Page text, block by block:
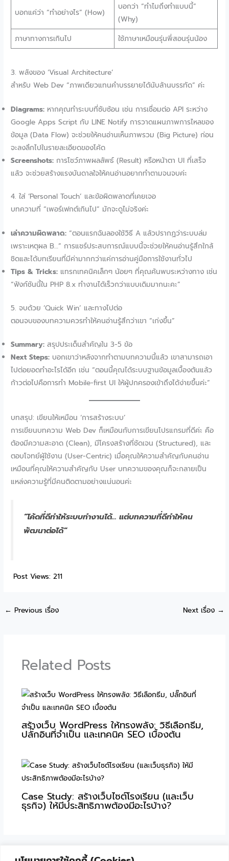
บอกแค่ว่า “ทำอย่างไร” (How)
บอกว่า “ทำไมถึงทำแบบนี้”
(Why)
ภาษาทางการเกินไป
ใช้ภาษาเหมือนรุ่นพี่สอนรุ่นน้อง
3. พลังของ ‘Visual Architecture’
สำหรับ Web Dev “ภาพเดียวแทนคำบรรยายได้นับล้านบรรทัด” ค่ะ
Diagrams: หากคุณทำระบบที่ซับซ้อน เช่น การเชื่อมต่อ API ระหว่าง
Google Apps Script กับ LINE Notify การวาดแผนภาพการไหลของ
ข้อมูล (Data Flow) จะช่วยให้คนอ่านเห็นภาพรวม (Big Picture) ก่อน
จะลงลึกไปในรายละเอียดของโค้ด
Screenshots: การโชว์ภาพผลลัพธ์ (Result) หรือหน้าตา UI ที่เสร็จ
แล้ว จะช่วยสร้างแรงบันดาลใจให้คนอ่านอยากทำตามจนจบค่ะ
4. ใส่ ‘Personal Touch’ และข้อผิดพลาดที่เคยเจอ
บทความที่ “เพอร์เฟกต์เกินไป” มักจะดูไม่จริงค่ะ
เล่าความผิดพลาด: “ตอนแรกฉันลองใช้วิธี A แล้วปรากฏว่าระบบล่ม
เพราะเหตุผล B…” การแชร์ประสบการณ์แบบนี้จะช่วยให้คนอ่านรู้สึกใกล้
ชิดและได้บทเรียนที่มีค่ามากกว่าแค่การอ่านคู่มือการใช้งานทั่วไป
Tips & Tricks: แทรกเทคนิคเล็กๆ น้อยๆ ที่คุณค้นพบระหว่างทาง เช่น
“ฟังก์ชันนี้ใน PHP 8.x ทำงานได้เร็วกว่าแบบเดิมมากนะคะ”
5. จบด้วย ‘Quick Win’ และทางไปต่อ
ตอนจบของบทความควรทำให้คนอ่านรู้สึกว่าเขา “เก่งขึ้น”
Summary: สรุปประเด็นสำคัญใน 3-5 ข้อ
Next Steps: บอกเขาว่าหลังจากทำตามบทความนี้แล้ว เขาสามารถเอา
ไปต่อยอดทำอะไรได้อีก เช่น “ตอนนี้คุณได้ระบบฐานข้อมูลเบื้องต้นแล้ว
ก้าวต่อไปคือการทำ Mobile-first UI ให้ผู้ปกครองเข้าถึงได้ง่ายขึ้นค่ะ”
บทสรุป: เขียนให้เหมือน ‘การสร้างระบบ’
การเขียนบทความ Web Dev ก็เหมือนกับการเขียนโปรแกรมที่ดีค่ะ คือ
ต้องมีความสะอาด (Clean), มีโครงสร้างที่ชัดเจน (Structured), และ
ตอบโจทย์ผู้ใช้งาน (User-Centric) เมื่อคุณให้ความสำคัญกับคนอ่าน
เหมือนที่คุณให้ความสำคัญกับ User บทความของคุณก็จะกลายเป็น
แหล่งความรู้ที่มีคนติดตามอย่างแน่นอนค่ะ
“โค้ดที่ดีทำให้ระบบทำงานได้… แต่บทความที่ดีทำให้คน
พัฒนาต่อได้”
Post Views: 211
← Previous เรื่อง Next เรื่อง →
Related Posts
สร้างเว็บ WordPress ให้ทรงพลัง: วิธีเลือกธีม,
ปลั๊กอินที่จำเป็น และเทคนิค SEO เบื้องต้น
Case Study: สร้างเว็บไซต์โรงเรียน (และเว็บ
ธุรกิจ) ให้มีประสิทธิภาพต้องมีอะไรบ้าง?